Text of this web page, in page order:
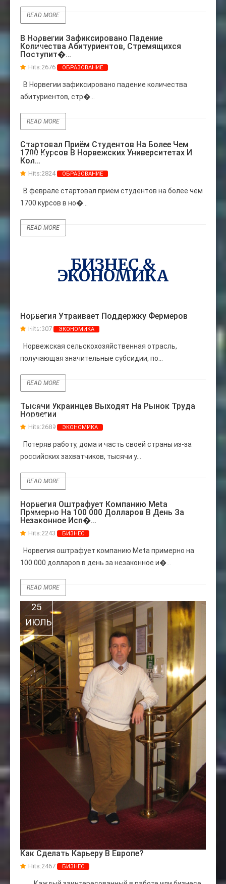
READ MORE
В Норвегии Зафиксировано Падение
Количества Абитуриентов, Стремящихся
Поступит�…
Hits:2676 ОБРАЗОВАНИЕ
В Норвегии зафиксировано падение количества
абитуриентов, стр�...
27
АПР
READ MORE
Стартовал Приём Студентов На Более Чем
1700 Курсов В Норвежских Университетах И
Кол…
Hits:2824 ОБРАЗОВАНИЕ
В феврале стартовал приём студентов на более чем
1700 курсов в но�...
21
ФЕВ
READ MORE
БИЗНЕС &
ЭКОНОМИКА
Норвегия Утраивает Поддержку Фермеров
Hits:307 ЭКОНОМИКА
Норвежская сельскохозяйственная отрасль,
получающая значительные субсидии, по...
26
МАЯ
READ MORE
Тысячи Украинцев Выходят На Рынок Труда
Норвегии
Hits:2689 ЭКОНОМИКА
Потеряв работу, дома и часть своей страны из-за
российских захватчиков, тысячи у...
19
МАЯ
READ MORE
Норвегия Оштрафует Компанию Meta
Примерно На 100 000 Долларов В День За
Незаконное Исп�…
Hits:2243 БИЗНЕС
Норвегия оштрафует компанию Meta примерно на
100 000 долларов в день за незаконное и�...
18
АВГ
READ MORE
Как Сделать Карьеру В Европе?
Hits:2467 БИЗНЕС
25
ИЮЛЬ